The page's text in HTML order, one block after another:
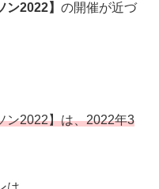
ン2022】 の開催が近づ
ン2022】は、2022年3